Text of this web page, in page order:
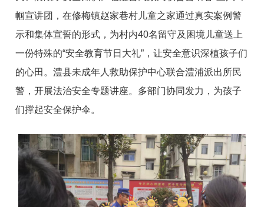
帼宣讲团，在修梅镇赵家巷村儿童之家通过真实案例警
示和集体宣誓的形式，为村内40名留守及困境儿童送上
一份特殊的“安全教育节日大礼”，让安全意识深植孩子们
的心田。澧县未成年人救助保护中心联合澧浦派出所民
警，开展法治安全专题讲座。多部门协同发力，为孩子
们撑起安全保护伞。